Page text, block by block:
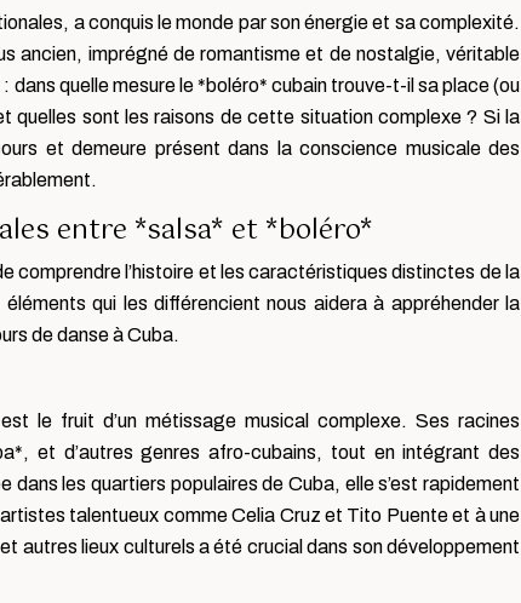
a conquis le monde par son énergie et sa complexité.
ancien, imprégné de romantisme et de nostalgie, véritable
dans quelle mesure le *boléro* cubain trouve-t-il sa place (ou
quelles sont les raisons de cette situation complexe ? Si la
et demeure présent dans la conscience musicale des
entre *salsa* et *boléro*
comprendre l’histoire et les caractéristiques distinctes de la
qui les différencient nous aidera à appréhender la
de danse à Cuba.
le fruit d’un métissage musical complexe. Ses racines
et d’autres genres afro-cubains, tout en intégrant des
les quartiers populaires de Cuba, elle s’est rapidement
talentueux comme Celia Cruz et Tito Puente et à une
autres lieux culturels a été crucial dans son développement